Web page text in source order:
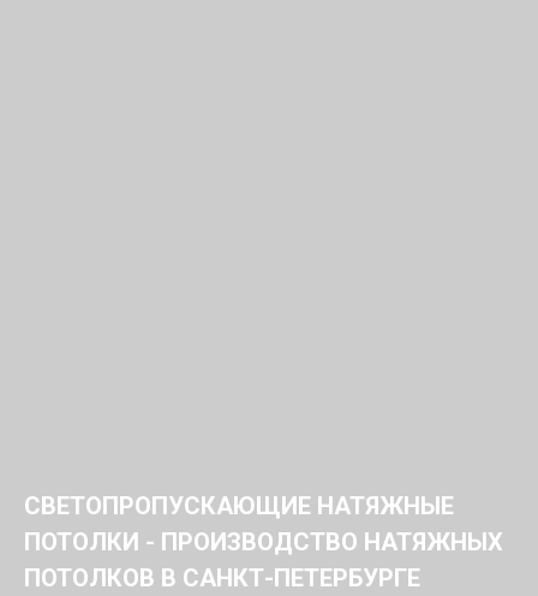
СВЕТОПРОПУСКАЮЩИЕ НАТЯЖНЫЕ
ПОТОЛКИ - ПРОИЗВОДСТВО НАТЯЖНЫХ
ПОТОЛКОВ В САНКТ-ПЕТЕРБУРГЕ